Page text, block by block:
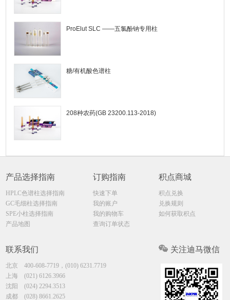
ProElut SLC ——五氯酚钠专用柱
糖/有机酸色谱柱
208种农药(GB 23200.113-2018)
产品选择指南
HPLC色谱柱选择指南
GC毛细柱选择指南
SPE小柱选择指南
产品地图
订购指南
快速下单
我的账户
我的购物车
查询订单状态
积点商城
积点兑换
兑换规则
如何获取积点
联系我们
北京400-608-7719，(010) 6231.7719
上海(021) 6126.3966
沈阳(024) 2294.3513
成都(028) 8661.2625
关注迪马微信